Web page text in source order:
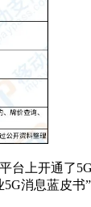
台上开通了
消息蓝皮书”